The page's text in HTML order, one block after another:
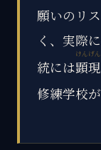
願いのリ
く、実際
統には顕現
けんげん
修練学校